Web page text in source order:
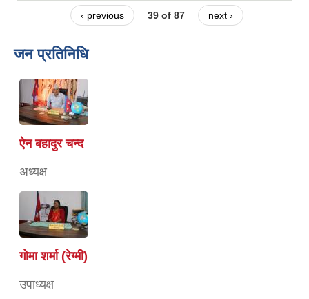
‹ previous 39 of 87 next ›
जन प्रतिनिधि
ऐन बहादुर चन्द
अध्यक्ष
गोमा शर्मा (रेग्मी)
उपाध्यक्ष